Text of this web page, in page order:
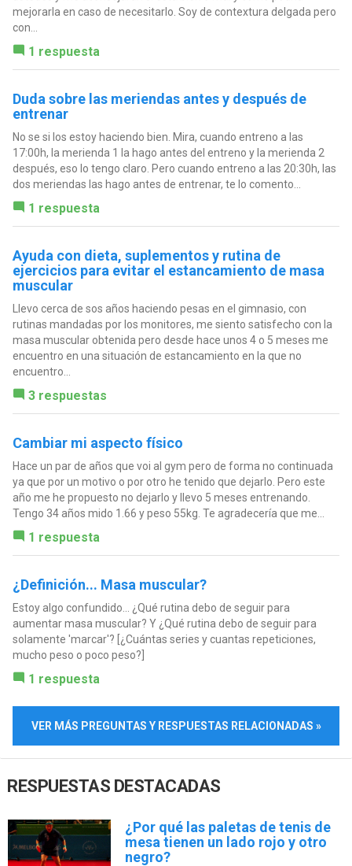
mejorarla en caso de necesitarlo. Soy de contextura delgada pero
con...
1 respuesta
Duda sobre las meriendas antes y después de
entrenar
No se si los estoy haciendo bien. Mira, cuando entreno a las
17:00h, la merienda 1 la hago antes del entreno y la merienda 2
después, eso lo tengo claro. Pero cuando entreno a las 20:30h, las
dos meriendas las hago antes de entrenar, te lo comento...
1 respuesta
Ayuda con dieta, suplementos y rutina de
ejercicios para evitar el estancamiento de masa
muscular
Llevo cerca de sos años haciendo pesas en el gimnasio, con
rutinas mandadas por los monitores, me siento satisfecho con la
masa muscular obtenida pero desde hace unos 4 o 5 meses me
encuentro en una situación de estancamiento en la que no
encuentro...
3 respuestas
Cambiar mi aspecto físico
Hace un par de años que voi al gym pero de forma no continuada
ya que por un motivo o por otro he tenido que dejarlo. Pero este
año me he propuesto no dejarlo y llevo 5 meses entrenando.
Tengo 34 años mido 1.66 y peso 55kg. Te agradecería que me...
1 respuesta
¿Definición... Masa muscular?
Estoy algo confundido... ¿Qué rutina debo de seguir para
aumentar masa muscular? Y ¿Qué rutina debo de seguir para
solamente 'marcar'? [¿Cuántas series y cuantas repeticiones,
mucho peso o poco peso?]
1 respuesta
VER MÁS PREGUNTAS Y RESPUESTAS RELACIONADAS »
RESPUESTAS DESTACADAS
¿Por qué las paletas de tenis de
mesa tienen un lado rojo y otro
negro?